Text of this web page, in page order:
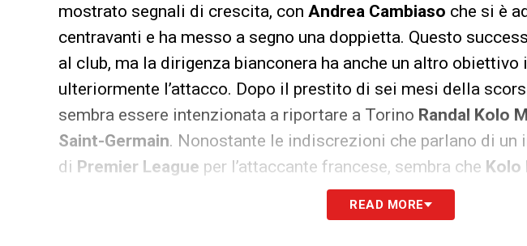
mostrato segnali di crescita, con Andrea Cambiaso che si è
centravanti e ha messo a segno una doppietta. Questo
al club, ma la dirigenza bianconera ha anche un altro obiettivo
ulteriormente l’attacco. Dopo il prestito di sei mesi della
sembra essere intenzionata a riportare a Torino Randal Kolo
Saint-Germain. Nonostante le indiscrezioni che parlano di un
di Premier League per l’attaccante francese, sembra che Kolo
chiare: la sua preferenza sarebbe tornare in Italia e rivestire la
READ MORE